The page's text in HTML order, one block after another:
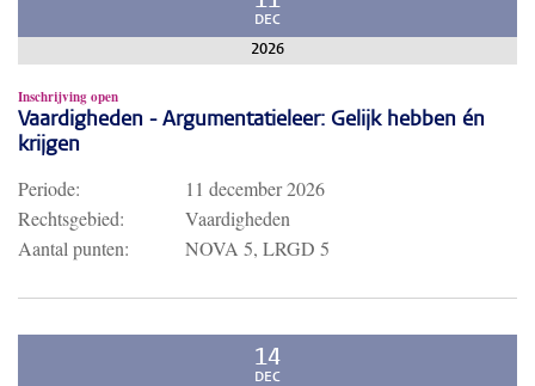
DEC
2026
Inschrijving open
Vaardigheden - Argumentatieleer: Gelijk hebben én
krijgen
Periode:
11 december 2026
Rechtsgebied:
Vaardigheden
Aantal punten:
NOVA 5, LRGD 5
14
DEC